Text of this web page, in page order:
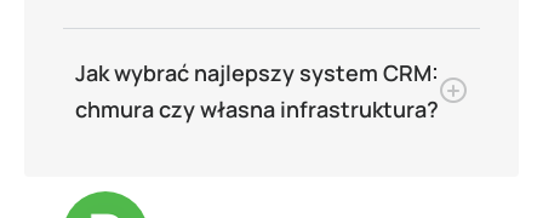
Jak wybrać najlepszy system CRM:
chmura czy własna infrastruktura?